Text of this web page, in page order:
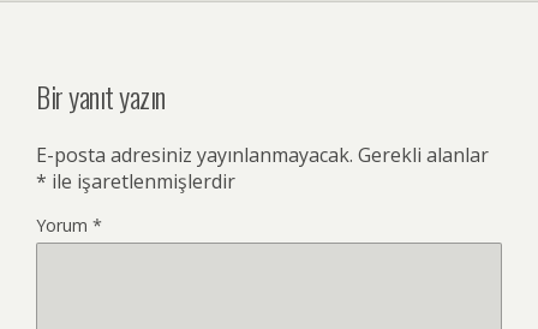
Bir yanıt yazın
E-posta adresiniz yayınlanmayacak. Gerekli alanlar
* ile işaretlenmişlerdir
Yorum *